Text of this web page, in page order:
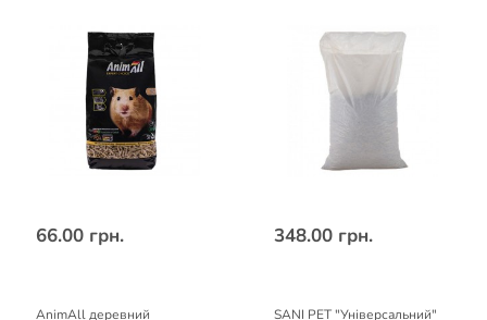
66.00 грн.
AnimAll деревний
348.00 грн.
SANI PET "Універсальний"